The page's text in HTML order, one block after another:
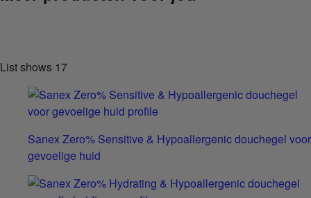
List shows 17
Sanex Zero% Sensitive & Hypoallergenic douchegel voor
gevoelige huid